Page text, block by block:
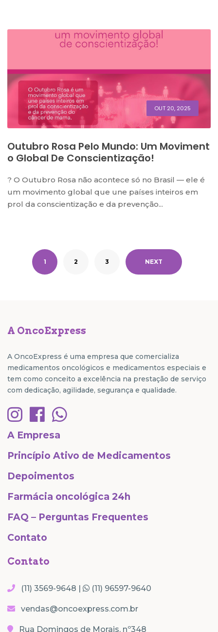
OUT 20, 2025
Outubro Rosa Pelo Mundo: Um Moviment
O Global De Conscientização!
? O Outubro Rosa não acontece só no Brasil — ele é
um movimento global que une países inteiros em
prol da conscientização e da prevenção...
1 2 3 NEXT
A OncoExpress
A OncoExpress é uma empresa que comercializa
medicamentos oncológicos e medicamentos especiais e
tem como conceito a excelência na prestação de serviço
com dedicação, agilidade, segurança e qualidade.
A Empresa
Princípio Ativo de Medicamentos
Depoimentos
Farmácia oncológica 24h
FAQ – Perguntas Frequentes
Contato
Contato
(11) 3569-9648 | (11) 96597-9640
vendas@oncoexpress.com.br
Rua Domingos de Morais, nº348